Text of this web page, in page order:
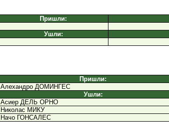
Пришли:
Ушли:
Пришли:
Алехандро ДОМИНГЕС
Ушли:
Асиер ДЕЛЬ ОРНО
Николас МИКУ
Начо ГОНСАЛЕС